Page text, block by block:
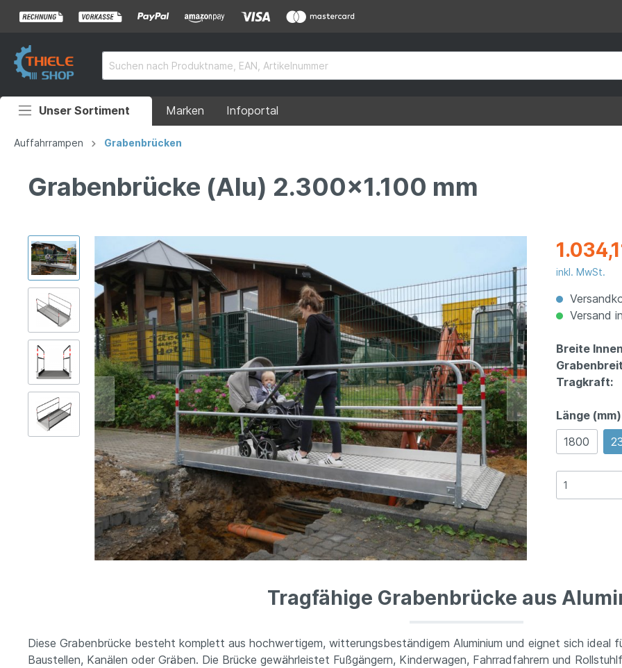
Unser Sortiment Marken Infoportal
Auffahrrampen
Rollstuhlrampen
Grubenabdeckungen
Absperrtechnik
Gerüsttechnik
Leitern
Lagertechnik
Hubgeräte
Lkw-Enteisung
Zubehör
Auffahrrampen Grabenbrücken
Grabenbrücke (Alu) 2.300x1.100 mm
inkl. MwSt.
Versand
Breite
Tragkraft:
Länge (mm)
1800
Tragfähige Grabenbrücke aus
Diese Grabenbrücke besteht komplett aus hochwertigem, witterungsbeständigem Aluminium und eignet sich ideal
Baustellen, Kanälen oder Gräben. Die Brücke gewährleistet Fußgängern, Kinderwagen, Fahrradfahrern und